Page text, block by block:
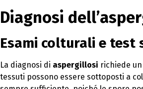
Diagnosi
Esami colturali e test
La diagnosi di aspergillosi richiede
tessuti possono essere sottoposti a